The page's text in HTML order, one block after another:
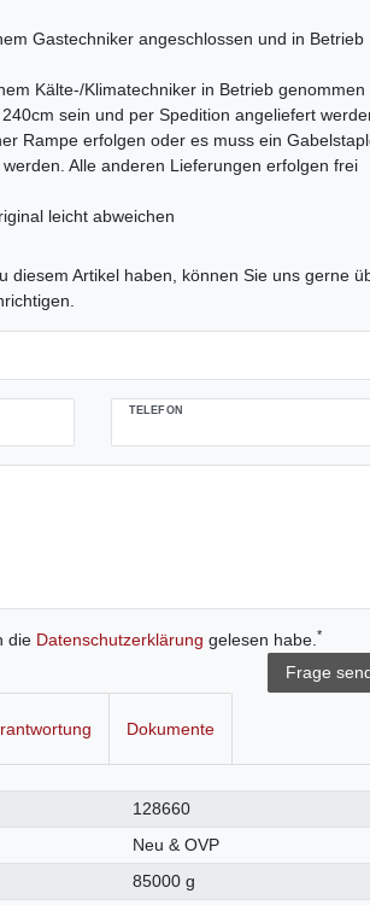
Gastechniker angeschlossen und in Betrieb
Kälte-/Klimatechniker in Betrieb genommen
sein und per Spedition angeliefert
Rampe erfolgen oder es muss ein
Alle anderen Lieferungen erfolgen frei
leicht abweichen
diesem Artikel haben, können Sie uns gerne
TELEFON
die Daten­schutz­erklärung gelesen habe.*
Frage
Dokumente
128660
Neu & OVP
85000 g